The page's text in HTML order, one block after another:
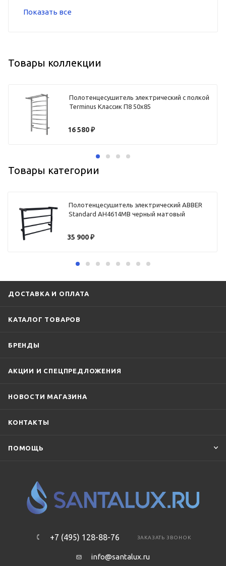
Показать все
Товары коллекции
Полотенцесушитель электрический с полкой
Terminus Классик П8 50х85
16 580₽
Товары категории
Полотенцесушитель электрический ABBER
Standard AH4614MB черный матовый
35 900₽
ДОСТАВКА И ОПЛАТА
КАТАЛОГ ТОВАРОВ
БРЕНДЫ
АКЦИИ И СПЕЦПРЕДЛОЖЕНИЯ
НОВОСТИ МАГАЗИНА
КОНТАКТЫ
ПОМОЩЬ
+7 (495) 128-88-76 ЗАКАЗАТЬ ЗВОНОК
info@santalux.ru